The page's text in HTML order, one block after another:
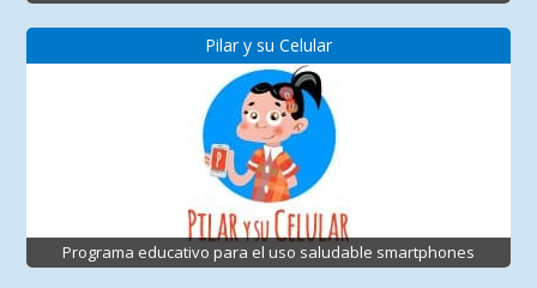
Pilar y su Celular
Programa educativo para el uso saludable smartphones